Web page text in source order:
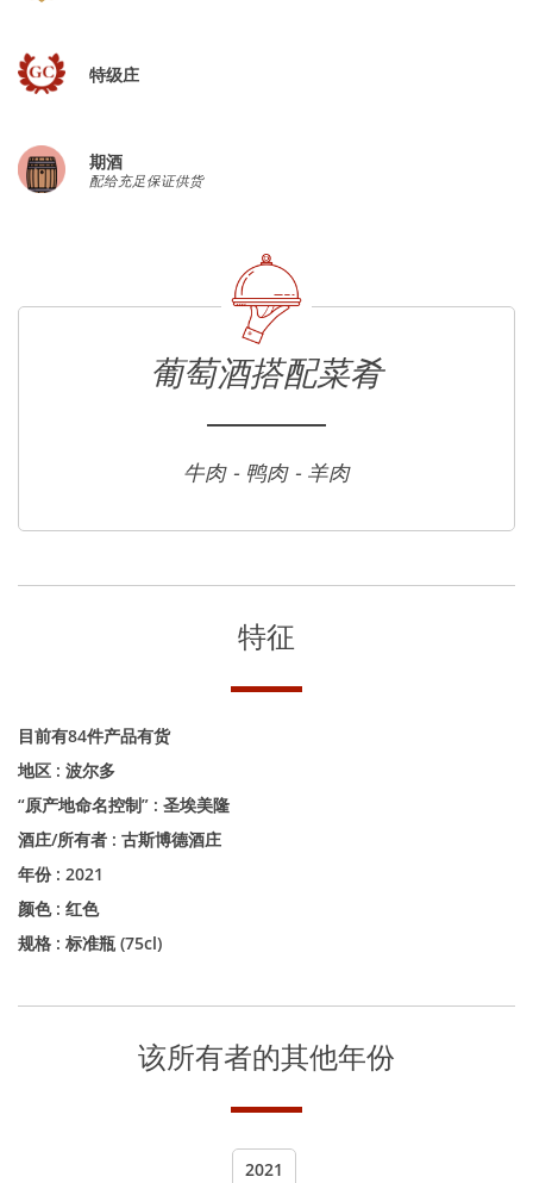
特级庄
期酒
配给充足保证供货
葡萄酒搭配菜肴
牛肉 - 鸭肉 - 羊肉
特征
目前有84件产品有货
地区 : 波尔多
“原产地命名控制” : 圣埃美隆
酒庄/所有者 : 古斯博德酒庄
年份 : 2021
颜色 : 红色
规格 : 标准瓶 (75cl)
该所有者的其他年份
2021